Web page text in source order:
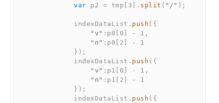
var p2 = tmp [ 3 ] . split ( "/" ) ;
            indexDataList
. push ( {
"v" : p0 [ 0 ] - 1 ,
"n" : p0 [ 2 ] -
1
} ) ;
            indexDataList
. push ( {
"v" : p1 [ 0 ] - 1 ,
"n" : p1 [ 2 ] -
1
} ) ;
            indexDataList
. push ( {